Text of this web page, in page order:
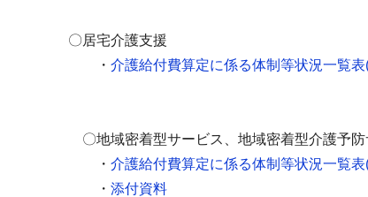
〇居宅介護支援
・ 介護給付費算定に係る体制等状況一覧
〇地域密着型サービス、地域密着型介護予防
・ 介護給付費算定に係る体制等状況一覧
・ 添付資料